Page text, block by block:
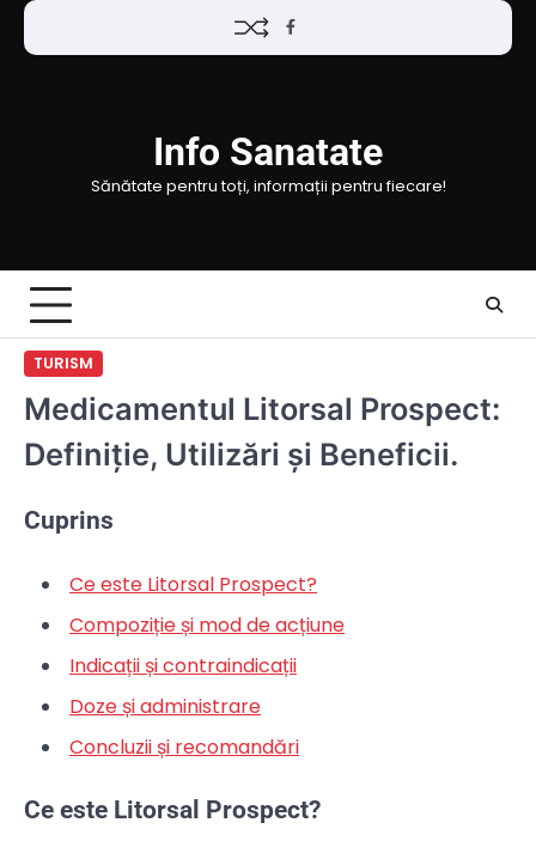
Skip
Facebook
Info Sanatate
Sănătate pentru toți, informații pentru fiecare!
TURISM
Medicamentul Litorsal Prospect:
Definiție, Utilizări și Beneficii.
Cuprins
Ce este Litorsal Prospect?
Compoziție și mod de acțiune
Indicații și contraindicații
Doze și administrare
Concluzii și recomandări
Ce este Litorsal Prospect?